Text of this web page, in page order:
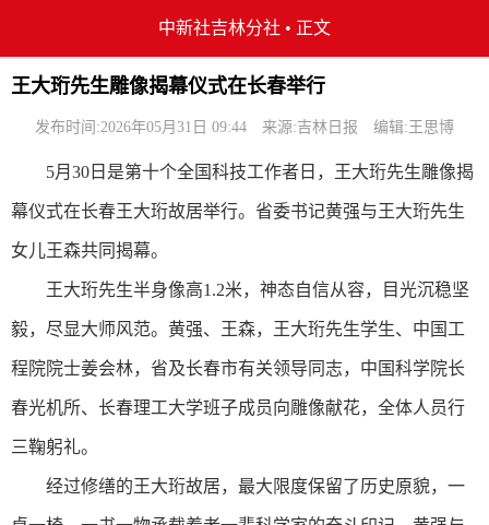
中新社吉林分社 • 正文
王大珩先生雕像揭幕仪式在长春举行
发布时间:2026年05月31日 09:44 来源:吉林日报 编辑:王思博
5月30日是第十个全国科技工作者日，王大珩先生雕像揭
幕仪式在长春王大珩故居举行。省委书记黄强与王大珩先生
女儿王森共同揭幕。
王大珩先生半身像高1.2米，神态自信从容，目光沉稳坚
毅，尽显大师风范。黄强、王森，王大珩先生学生、中国工
程院院士姜会林，省及长春市有关领导同志，中国科学院长
春光机所、长春理工大学班子成员向雕像献花，全体人员行
三鞠躬礼。
经过修缮的王大珩故居，最大限度保留了历史原貌，一